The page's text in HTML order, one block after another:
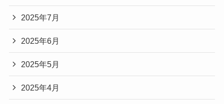
2025年7月
2025年6月
2025年5月
2025年4月